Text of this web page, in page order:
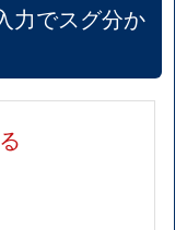
力でスグ分か